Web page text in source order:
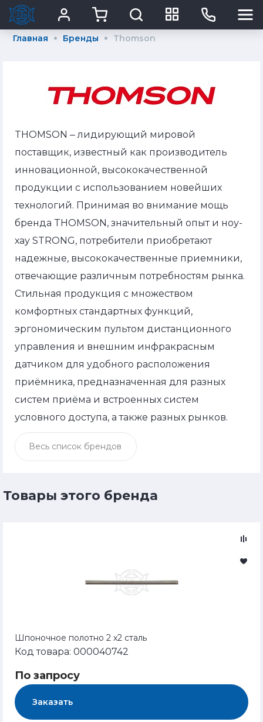
Главная Бренды Thomson
THOMSON ‒ лидирующий мировой
поставщик, известный как производитель
инновационной, высококачественной
продукции с использованием новейших
технологий. Принимая во внимание мощь
бренда THOMSON, значительный опыт и ноу-
хау STRONG, потребители приобретают
надежные, высококачественные приемники,
отвечающие различным потребностям рынка.
Стильная продукция с множеством
комфортных стандартных функций,
эргономическим пультом дистанционного
управления и внешним инфракрасным
датчиком для удобного расположения
приёмника, предназначенная для разных
систем приёма и встроенных систем
условного доступа, а также разных рынков.
Весь список брендов
Товары этого бренда
Шпоночное полотно 2 х2 сталь
Код товара: 000040742
По запросу
Заказать